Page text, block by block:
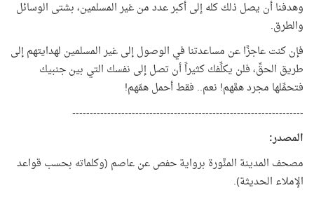
وهدفنا أن يصل ذلك كله إلى أكبر عدد من غير المسلمين، بشتى الوسائل
والطرق.
فإن كنت عاجزًا عن مساعدتنا في الوصول إلى غير المسلمين لهدايتهم إلى
طريق الحقِّ، فلن يكلِّفك كثيراً أن تصل إلى نفسك التي بين جنبيك
فتحمِّلها مجرد همَّهم! نعم.. فقط أحمل همّهم!
------------------------------------------------------------------
المصدر:
مصحف المدينة المنَّورة برواية حفص عن عاصم (وكلماته بحسب قواعد
الإملاء الحديثة).